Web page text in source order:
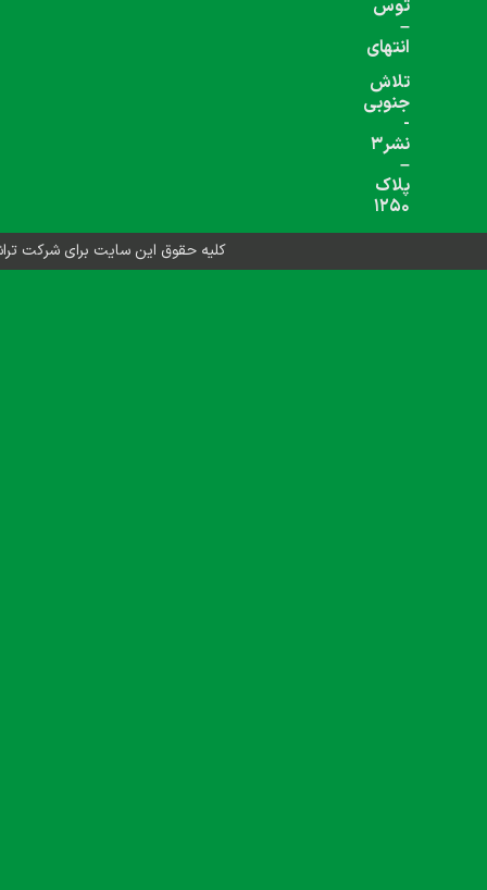
های اجتماعی دنبال کنید